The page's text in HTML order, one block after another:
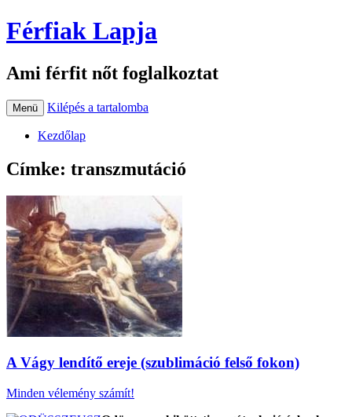
Férfiak Lapja
Ami férfit nőt foglalkoztat
Menü Kilépés a tartalomba
Kezdőlap
Címke: transzmutáció
A Vágy lendítő ereje (szublimáció felső fokon)
Minden vélemény számít!